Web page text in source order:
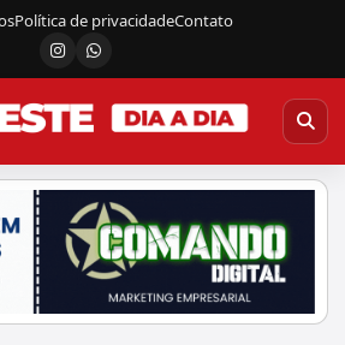
Política de privacidadeContato
InstagramCanal do WhatsApp